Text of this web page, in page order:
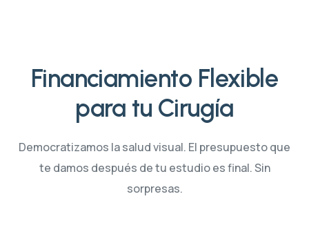
Financiamiento Flexible
para tu Cirugía
Democratizamos la salud visual. El presupuesto que
te damos después de tu estudio es final. Sin
sorpresas.